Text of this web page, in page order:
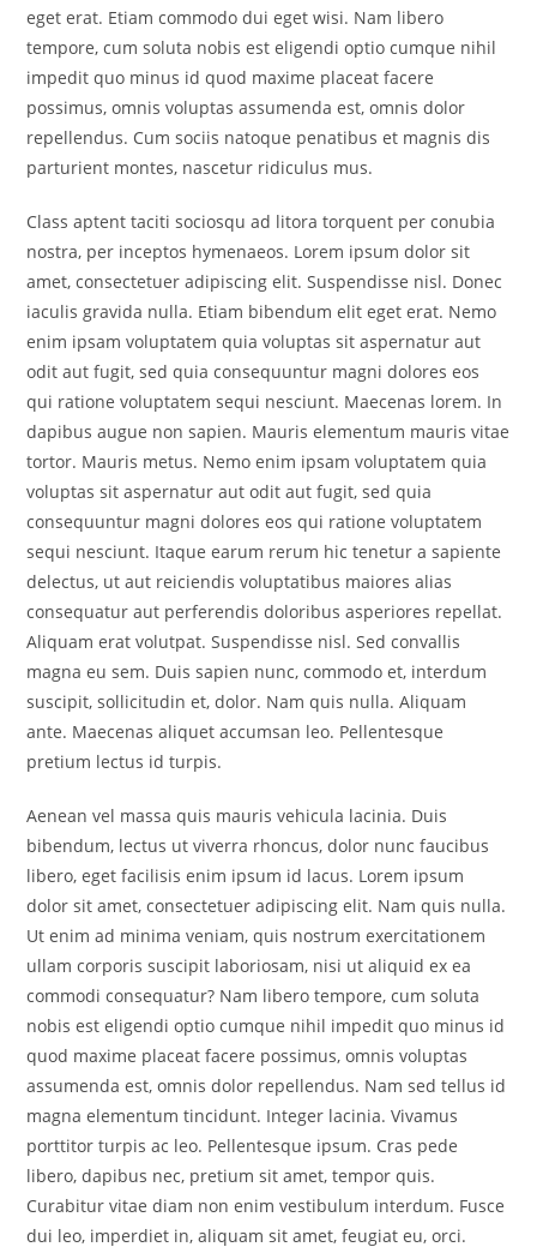
eget erat. Etiam commodo dui eget wisi. Nam libero
tempore, cum soluta nobis est eligendi optio cumque nihil
impedit quo minus id quod maxime placeat facere
possimus, omnis voluptas assumenda est, omnis dolor
repellendus. Cum sociis natoque penatibus et magnis dis
parturient montes, nascetur ridiculus mus.
Class aptent taciti sociosqu ad litora torquent per conubia
nostra, per inceptos hymenaeos. Lorem ipsum dolor sit
amet, consectetuer adipiscing elit. Suspendisse nisl. Donec
iaculis gravida nulla. Etiam bibendum elit eget erat. Nemo
enim ipsam voluptatem quia voluptas sit aspernatur aut
odit aut fugit, sed quia consequuntur magni dolores eos
qui ratione voluptatem sequi nesciunt. Maecenas lorem. In
dapibus augue non sapien. Mauris elementum mauris vitae
tortor. Mauris metus. Nemo enim ipsam voluptatem quia
voluptas sit aspernatur aut odit aut fugit, sed quia
consequuntur magni dolores eos qui ratione voluptatem
sequi nesciunt. Itaque earum rerum hic tenetur a sapiente
delectus, ut aut reiciendis voluptatibus maiores alias
consequatur aut perferendis doloribus asperiores repellat.
Aliquam erat volutpat. Suspendisse nisl. Sed convallis
magna eu sem. Duis sapien nunc, commodo et, interdum
suscipit, sollicitudin et, dolor. Nam quis nulla. Aliquam
ante. Maecenas aliquet accumsan leo. Pellentesque
pretium lectus id turpis.
Aenean vel massa quis mauris vehicula lacinia. Duis
bibendum, lectus ut viverra rhoncus, dolor nunc faucibus
libero, eget facilisis enim ipsum id lacus. Lorem ipsum
dolor sit amet, consectetuer adipiscing elit. Nam quis nulla.
Ut enim ad minima veniam, quis nostrum exercitationem
ullam corporis suscipit laboriosam, nisi ut aliquid ex ea
commodi consequatur? Nam libero tempore, cum soluta
nobis est eligendi optio cumque nihil impedit quo minus id
quod maxime placeat facere possimus, omnis voluptas
assumenda est, omnis dolor repellendus. Nam sed tellus id
magna elementum tincidunt. Integer lacinia. Vivamus
porttitor turpis ac leo. Pellentesque ipsum. Cras pede
libero, dapibus nec, pretium sit amet, tempor quis.
Curabitur vitae diam non enim vestibulum interdum. Fusce
dui leo, imperdiet in, aliquam sit amet, feugiat eu, orci.